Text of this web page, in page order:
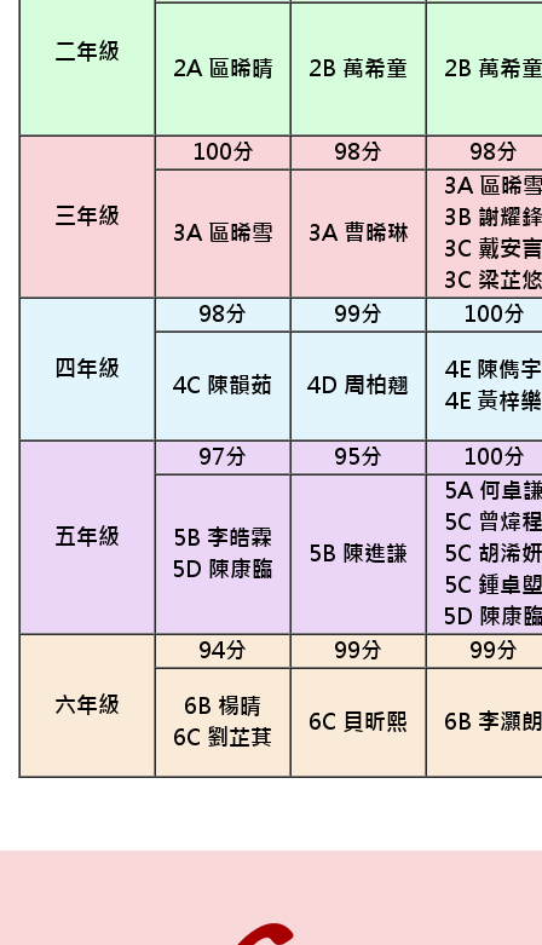
二年級
2A 區晞晴 2B 萬希童 2B 萬希童
三年級
100分 98分 98分
3A 區晞雪 3A 曹晞琳
3A 區晞
3B 謝耀鋒
3C 戴安言
3C 梁芷悠
四年級
98分 99分 100分
4C 陳韻茹 4D 周柏翹
4E 陳儁宇
4E 黃梓樂
五年級
97分 95分 100分
5B 李皓霖
5D 陳康臨
5B 陳進謙
5A 何卓
5C 曾煒程
5C 胡浠妍
5C 鍾卓塱
5D 陳康
六年級
94分 99分
99分
6B 楊晴
6C 劉芷萁
6C 貝昕熙 6B 李灝朗